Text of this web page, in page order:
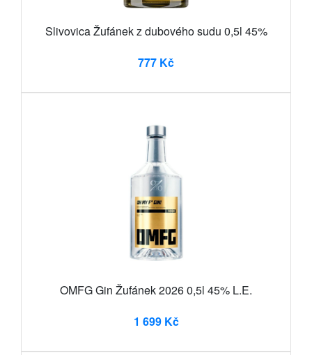
Slivovica Žufánek z dubového sudu 0,5l 45%
777 Kč
OMFG Gin Žufánek 2026 0,5l 45% L.E.
1 699 Kč